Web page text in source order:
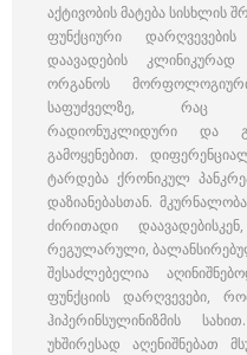
აქტივობის მატება სისხლის
ფუნქციური
დაავადების
ორგანოს
საფუძველზე, რაც
რადიონუკლიდური და
გამოყენებით.
ტარდება ქრონიკულ
დაზიანებასთან.
ძირითადი
რეგულარული,
შესაძლებელია
ფუნქციის დარღვევები,
ჰიპერინსულინიზმის
უხშირესად აღენიშნებათ